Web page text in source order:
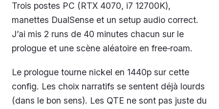
Trois postes PC (RTX 4070, i7 12700K),
manettes DualSense et un setup audio correct.
J’ai mis 2 runs de 40 minutes chacun sur le
prologue et une scène aléatoire en free‑roam.
Le prologue tourne nickel en 1440p sur cette
config. Les choix narratifs se sentent déjà lourds
(dans le bon sens). Les QTE ne sont pas juste du